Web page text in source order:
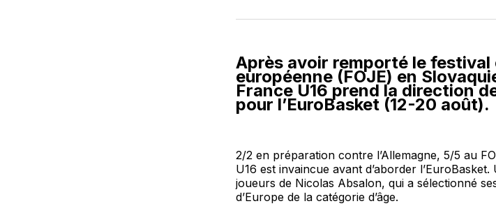
Après avoir remporté le festival
européenne (FOJE) en
France U16 prend la direction
pour l’EuroBasket (12-20 août).
2/2 en préparation contre l’Allemagne, 5/5 au
U16 est invaincue avant d’aborder
joueurs de Nicolas Absalon, qui a sélectionné
d’Europe de la catégorie d’âge.